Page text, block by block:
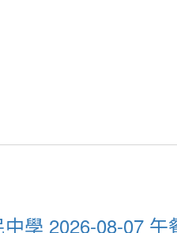
學 2026-08-07 午